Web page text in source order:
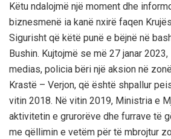
Këtu ndalojmë një moment dhe
biznesmenë ia kanë nxirë faqen
Sigurisht që këtë punë e bëjnë në
Bushin. Kujtojmë se më 27 janar
medias, policia bëri një aksion në
Krastë – Verjon, që është shpallur
vitin 2018. Në vitin 2019, Ministria e
aktivitetin e grurorëve dhe furrave të
me qëllimin e vetëm për të mbrojtur